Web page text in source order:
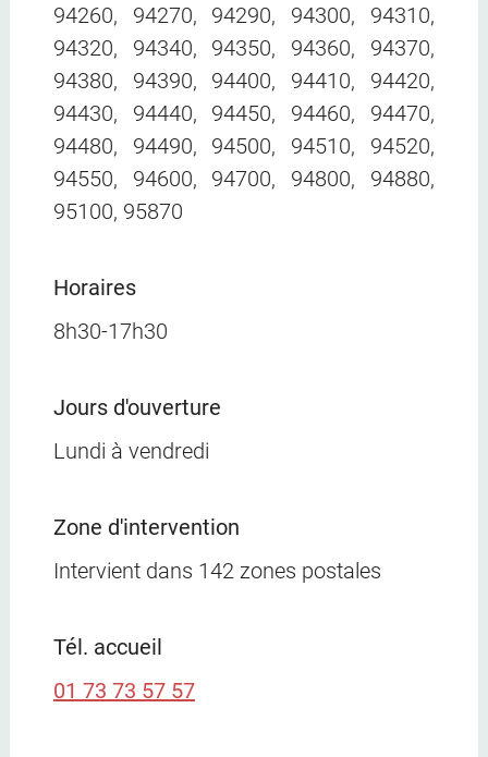
94260, 94270, 94290, 94300, 94310,
94320, 94340, 94350, 94360, 94370,
94380, 94390, 94400, 94410, 94420,
94430, 94440, 94450, 94460, 94470,
94480, 94490, 94500, 94510, 94520,
94550, 94600, 94700, 94800, 94880,
95100, 95870
Horaires
8h30-17h30
Jours d'ouverture
Lundi à vendredi
Zone d'intervention
Intervient dans 142 zones postales
Tél. accueil
01 73 73 57 57